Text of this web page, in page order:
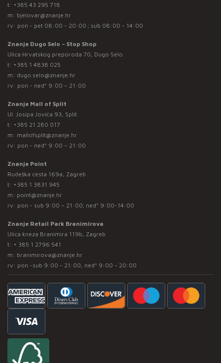
t: +385 43 295 718
m: bjelovar@znanje.hr
rv: pon - pet 08:00 - 20:00 ; sub 08:00 - 14:00
Znanje Dugo Selo – Stop Shop
Ulica Hrvatskog preporoda 70, Dugo Selo
t: +385 1 4838 025
m: dugo.selo@znanje.hr
rv: pon - ned* 9:00 – 21:00
Znanje Mall of Split
Ul. Josipa Jovića 93, Split
t: +385 21 280 017
m: mallofsplit@znanje.hr
rv: pon - ned* 9:00 – 21:00
Znanje Point
Rudeška cesta 169a, Zagreb
t: +385 1 3831 945
m: point@znanje.hr
rv: pon - sub 9:00 – 21:00; ned* 9:00-14:00
Znanje Retail Park Branimirova
Ulica kneza Branimira 119b, Zagreb
t: + 385 1 2796 541
m: branimirova@znanje.hr
rv: pon -sub 9:00 - 21:00, ned* 9:00 - 20:00